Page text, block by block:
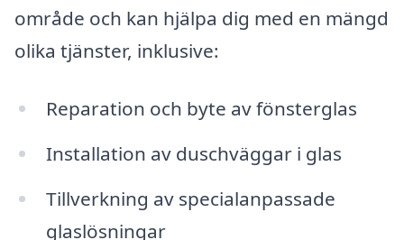
område och kan hjälpa dig med en mängd
olika tjänster, inklusive:
Reparation och byte av fönsterglas
Installation av duschväggar i glas
Tillverkning av specialanpassade
glaslösningar